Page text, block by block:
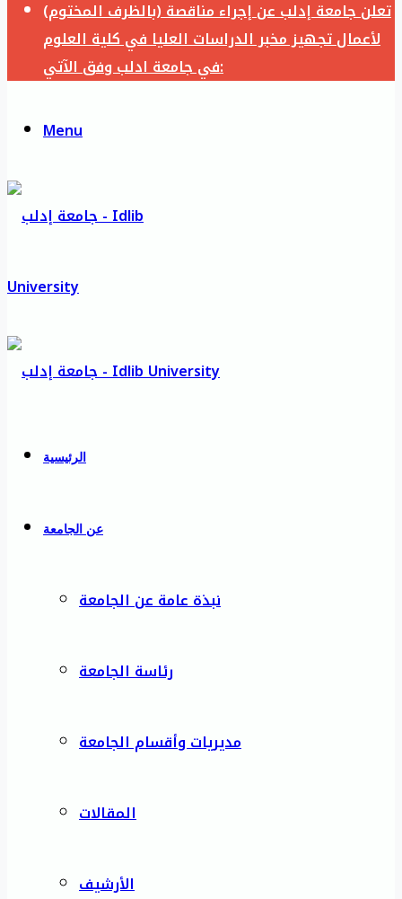
تعلن جامعة إدلب عن إجراء مناقصة (بالظرف المختوم)
لأعمال تجهيز مخبر الدراسات العليا في كلية العلوم
في جامعة ادلب وفق الآتي:
Menu
الرئيسية
عن الجامعة
نبذة عامة عن الجامعة
رئاسة الجامعة
مديريات وأقسام الجامعة
المقالات
الأرشيف